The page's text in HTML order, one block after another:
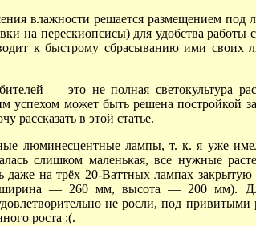
влажности решается размещением под
на перескиопсисы) для удобства
к быстрому сбрасыванию ими своих
— это не полная светокультура
успехом может быть решена
рассказать в этой статье.
люминесцентные лампы, т. к. я уже
слишком маленькая, все нужные
даже на трёх 20-Ваттных лампах
— 260 мм, высота — 200 мм).
не росли, под
роста :(.